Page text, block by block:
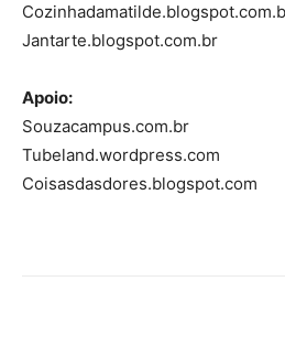
Jantarte.blogspot.com.br
Apoio:
Souzacampus.com.br
Tubeland.wordpress.com
Coisasdasdores.blogspot.com